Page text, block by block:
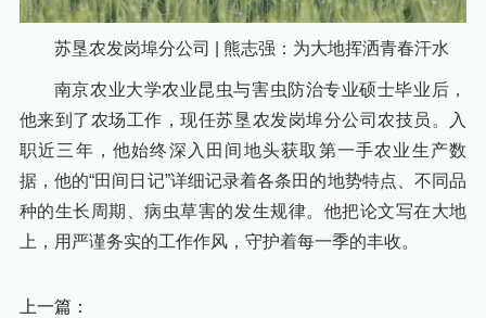
苏垦农发岗埠分公司 | 熊志强：为大地挥洒青春汗水
南京农业大学农业昆虫与害虫防治专业硕士毕业后，
他来到了农场工作，现任苏垦农发岗埠分公司农技员。入
职近三年，他始终深入田间地头获取第一手农业生产数
据，他的“田间日记”详细记录着各条田的地势特点、不同品
种的生长周期、病虫草害的发生规律。他把论文写在大地
上，用严谨务实的工作作风，守护着每一季的丰收。
上一篇：